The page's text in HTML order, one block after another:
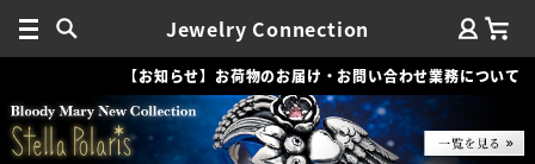
Jewelry Connection
【お知らせ】お荷物のお届け・お問い合わせ業務について